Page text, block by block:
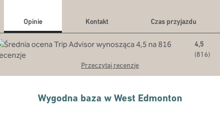
Opinie Kontakt
Czas przyjazdu
4,5
(816)
Przeczytaj recenzje
Wygodna baza w West Edmonton